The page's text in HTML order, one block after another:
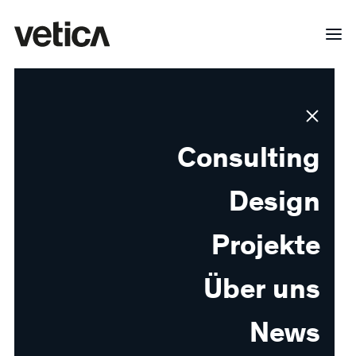
Consulting
Design
Projekte
Über uns
News
Die Marken (R)evolution